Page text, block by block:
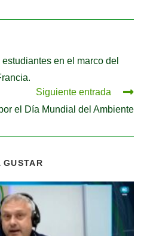
en el marco del
Siguiente entrada
el Día Mundial del Ambiente
GUSTAR